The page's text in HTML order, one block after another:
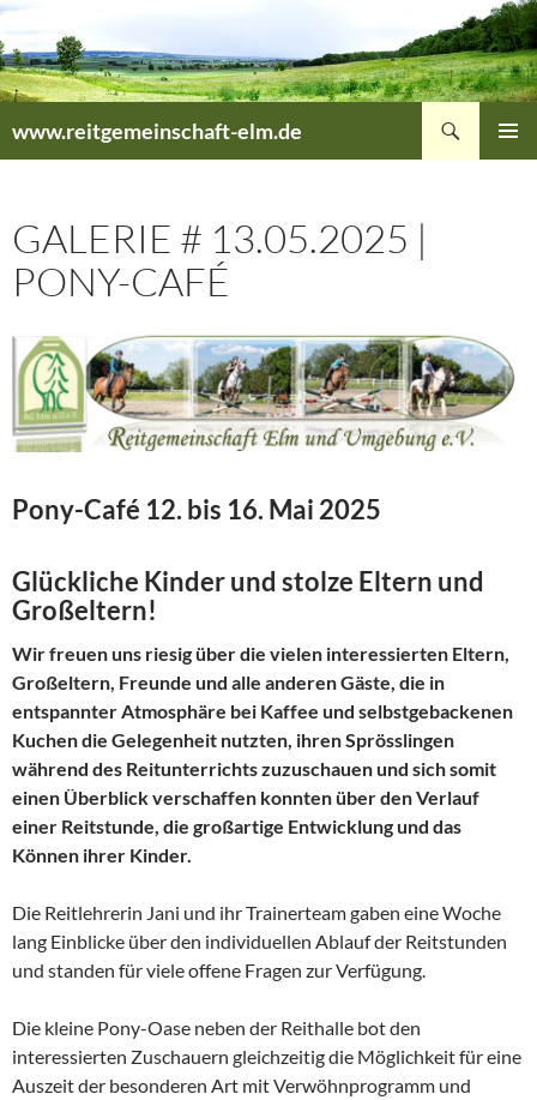
Zum
Inhalt
springen
www.reitgemeinschaft-elm.de
GALERIE # 13.05.2025 |
PONY-CAFÉ
Pony-Café 12. bis 16. Mai 2025
Glückliche Kinder und stolze Eltern und
Großeltern!
Wir freuen uns riesig über die vielen interessierten Eltern,
Großeltern, Freunde und alle anderen Gäste, die in
entspannter Atmosphäre bei Kaffee und selbstgebackenen
Kuchen die Gelegenheit nutzten, ihren Sprösslingen
während des Reitunterrichts zuzuschauen und sich somit
einen Überblick verschaffen konnten über den Verlauf
einer Reitstunde, die großartige Entwicklung und das
Können ihrer Kinder.
Die Reitlehrerin Jani und ihr Trainerteam gaben eine Woche
lang Einblicke über den individuellen Ablauf der Reitstunden
und standen für viele offene Fragen zur Verfügung.
Die kleine Pony-Oase neben der Reithalle bot den
interessierten Zuschauern gleichzeitig die Möglichkeit für eine
Auszeit der besonderen Art mit Verwöhnprogramm und